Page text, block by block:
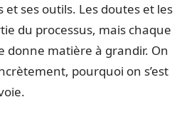
et ses outils. Les doutes et les
du processus, mais chaque
donne matière à grandir. On
pourquoi on s’est